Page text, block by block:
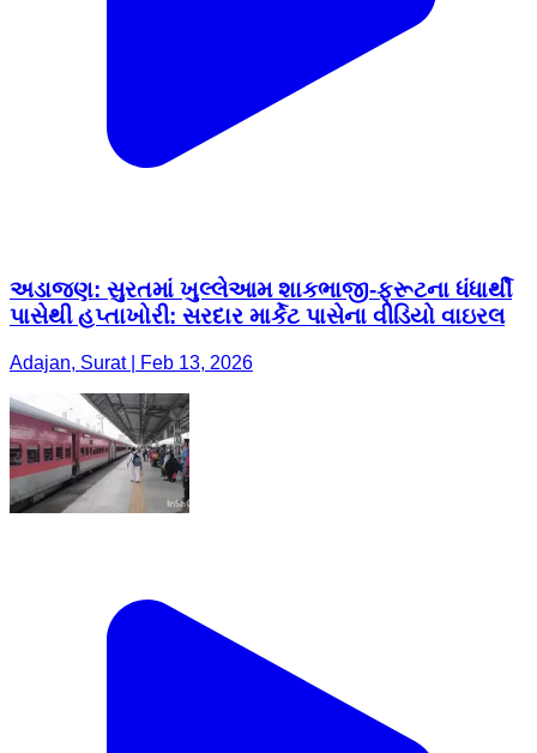
અડાજણ: સુરતમાં ખુલ્લેઆમ શાકભાજી-ફ્રૂટના ધંધાર્થી
પાસેથી હપ્તાખોરી: સરદાર માર્કેટ પાસેના વીડિયો વાઇરલ
Adajan, Surat | Feb 13, 2026